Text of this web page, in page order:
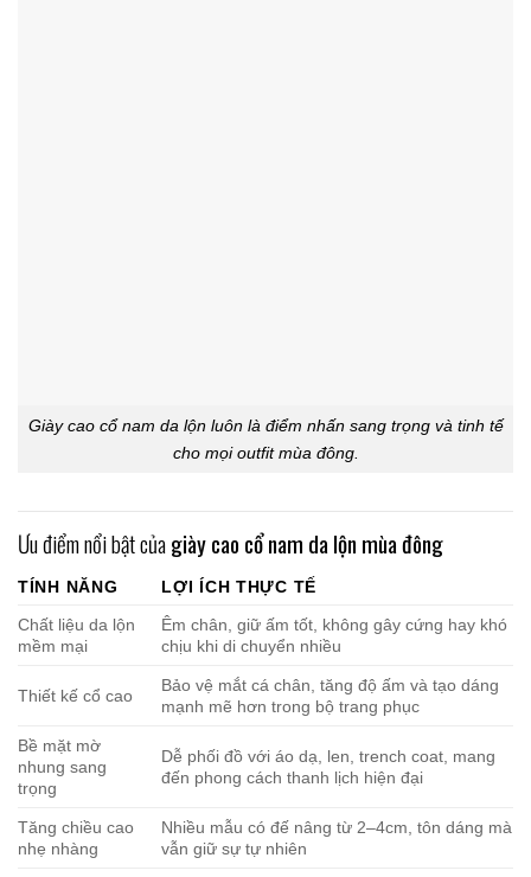
Giày cao cổ nam da lộn luôn là điểm nhấn sang trọng và tinh tế
cho mọi outfit mùa đông.
Ưu điểm nổi bật củagiày cao cổ nam da lộn mùa đông
TÍNH NĂNG
LỢI ÍCH THỰC TẾ
Chất liệu da lộn
mềm mại
Êm chân, giữ ấm tốt, không gây cứng hay khó
chịu khi di chuyển nhiều
Thiết kế cổ cao
Bảo vệ mắt cá chân, tăng độ ấm và tạo dáng
mạnh mẽ hơn trong bộ trang phục
Bề mặt mờ
nhung sang
trọng
Dễ phối đồ với áo dạ, len, trench coat, mang
đến phong cách thanh lịch hiện đại
Tăng chiều cao
nhẹ nhàng
Nhiều mẫu có đế nâng từ 2–4cm, tôn dáng mà
vẫn giữ sự tự nhiên